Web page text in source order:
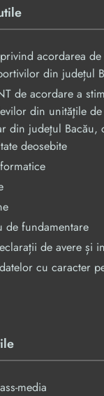
acordarea
din județul
de acordare a
din unităţile de
din judeţul Bacău,
deosebite
de fundamentare
de avere și
cu caracter
media